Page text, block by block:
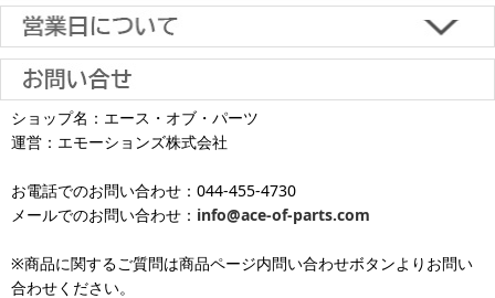
上下角度調節 小型(およそ12-26インチ)
上下角度調節 中型(およそ26-50インチ)
上下角度調節 大型(およそ50-65インチ)
固定タイプ 小型(およそ12-26インチ)
固定タイプ 中型(およそ26-50インチ)
※銀行振り込み・郵便振替・コンビニ決済・PayPayオンライン決済
の場合、ご入金確認後の発送となります。
※一部適用外の地域や商品がありますのでご了承ください。
※お届け先が異なる場合は別途お届け先分の送料がかかります。
沖縄へのお届けは、送料とは別に地域料金が発生します。サイズに
より金額が異なるので、詳しい料金については
となります（当日・土日祝日出荷不可）
金具に関しては、条件を満たしている場合は返品をお受けいたしま
す。
【初期不良・保証について】
商品到着後1週間以内であれば、初期不良の受け付けを行います。
返品対応の詳細、各種保証については
をご覧ください。
土日祝日も当日出荷いたします
■お届けについて
お届け日のご指定がない場合は、最短出荷・最短到着で発送いたし
ます。
平日は15時・土曜は11時・日曜祝日は10時までのご注文で当日出荷
が可能です。
土曜は11時・日曜祝日は10時までのご注文でクレジットカード決
済・代引決済のみ当日出荷が可能です。
土 日 祝日も
発送しています
※出荷休業日を除く
ショップ名：エース・オブ・パーツ
運営：エモーションズ株式会社
お電話でのお問い合わせ：044-455-4730
メールでのお問い合わせ： info@ace-of-parts.com
※商品に関するご質問は商品ページ内問い合わせボタンよりお問い
合わせください。